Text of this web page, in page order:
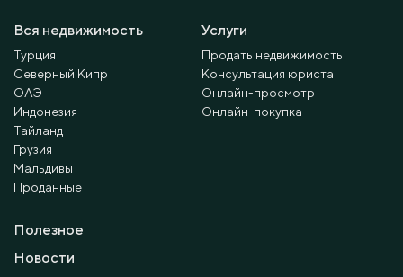
Вся недвижимость
Турция
Северный Кипр
ОАЭ
Индонезия
Тайланд
Грузия
Мальдивы
Проданные
Услуги
Продать недвижимость
Консультация юриста
Онлайн-просмотр
Онлайн-покупка
Полезное
Новости